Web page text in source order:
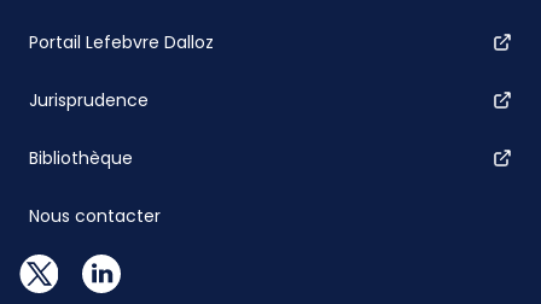
Portail Lefebvre Dalloz
Jurisprudence
Bibliothèque
Nous contacter